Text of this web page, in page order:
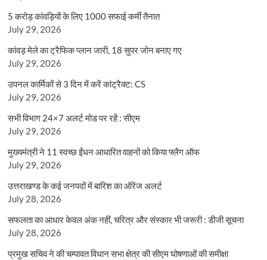
5 करोड़ कांवड़ियों के लिए 1000 सफाई कर्मी तैनात
July 29, 2026
कांवड़ मेले का ट्रैफिक प्लान जारी, 18 सुपर जोन बनाए गए
July 29, 2026
उपनल कार्मिकों से 3 दिन में करें कांट्रैक्ट: CS
July 29, 2026
सभी विभाग 24×7 अलर्ट मोड पर रहें : सीएम
July 29, 2026
मुख्यमंत्री ने 11 स्वच्छ ईंधन आधारित वाहनों को किया फ्लैग ऑफ
July 29, 2026
उत्तराखण्ड के कई जनपदों में बारिश का ऑरेंज अलर्ट
July 28, 2026
सफलता का आधार केवल अंक नहीं, चरित्र और संस्कार भी जरूरी : डीजी सूचना
July 28, 2026
प्रमुख सचिव ने की चम्पावत विधान सभा क्षेत्र की सीएम घोषणाओं की समीक्षा